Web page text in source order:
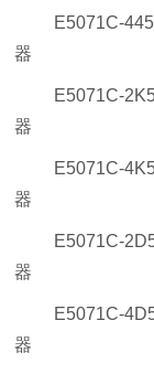
E5071C-
器
E5071C-
器
E5071C-
器
E5071C-
器
E5071C-
器